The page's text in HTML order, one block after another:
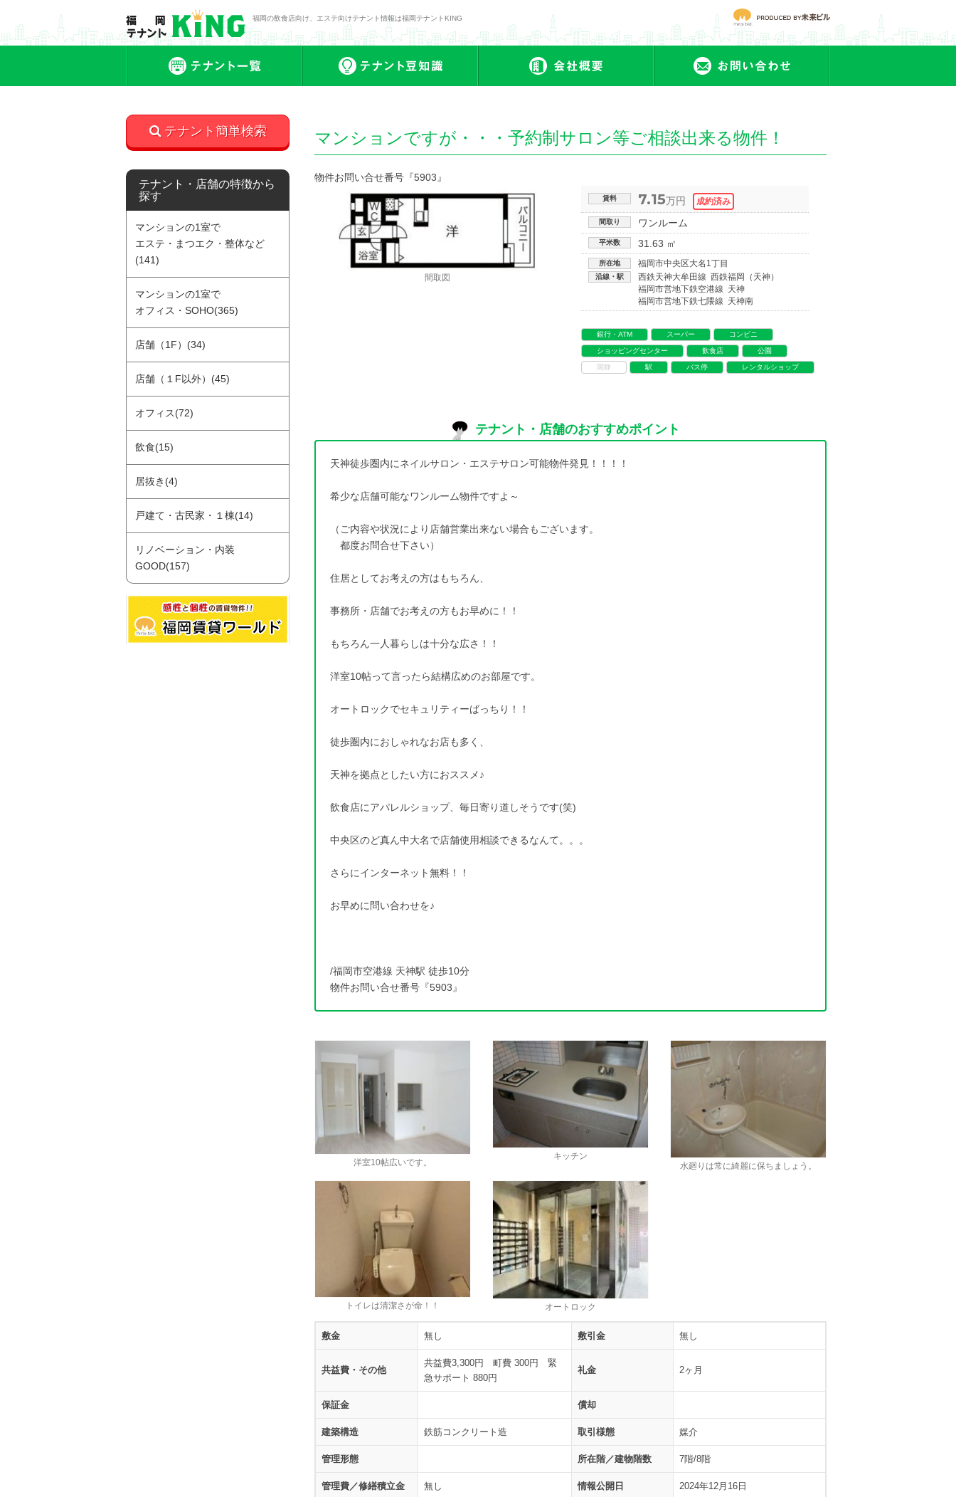
福岡の飲食店向け、エステ向けテナント情報は福岡テナントKING
テナント簡単検索
テナント・店舗の特徴から
探す
マンションの1室で
エステ・まつエク・整体など
(141)
マンションの1室で
オフィス・SOHO(365)
店舗（1F）(34)
店舗（１F以外）(45)
オフィス(72)
飲食(15)
居抜き(4)
戸建て・古民家・１棟(14)
リノベーション・内装
GOOD(157)
マンションですが・・・予約制サロン等ご相談出来る物件！
物件お問い合せ番号『5903』
間取図
賃料 7.15万円
間取り ワンルーム
平米数 31.63 ㎡
所在地 福岡市中央区大名1丁目
沿線・駅
西鉄天神大牟田線 西鉄福岡（天神）
福岡市営地下鉄空港線 天神
福岡市営地下鉄七隈線 天神南
銀行・ATM スーパー コンビニ
ショッピングセンター 飲食店 公園
閑静 駅 バス停 レンタルショップ
テナント・店舗のおすすめポイント
天神徒歩圏内にネイルサロン・エステサロン可能物件発見！！！！
希少な店舗可能なワンルーム物件ですよ～
（ご内容や状況により店舗営業出来ない場合もございます。
都度お問合せ下さい）
住居としてお考えの方はもちろん、
事務所・店舗でお考えの方もお早めに！！
もちろん一人暮らしは十分な広さ！！
洋室10帖って言ったら結構広めのお部屋です。
オートロックでセキュリティーばっちり！！
徒歩圏内におしゃれなお店も多く、
天神を拠点としたい方におススメ♪
飲食店にアパレルショップ、毎日寄り道しそうです(笑)
中央区のど真ん中大名で店舗使用相談できるなんて。。。
さらにインターネット無料！！
お早めに問い合わせを♪
/福岡市空港線 天神駅 徒歩10分
物件お問い合せ番号『5903』
洋室10帖広いです。
キッチン
水廻りは常に綺麗に保ちましょう。
トイレは清潔さが命！！ オートロック
敷金 無し 敷引金 無し
共益費・その他
共益費3,300円 町費 300円 緊
急サポート 880円
礼金 2ヶ月
保証金 償却
建築構造 鉄筋コンクリート造 取引様態 媒介
管理形態 所在階／建物階数 7階/8階
管理費／修繕積立金 無し 情報公開日 2024年12月16日